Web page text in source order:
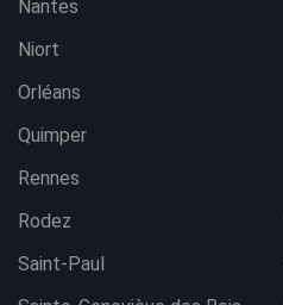
Nantes
Niort
Orléans
Quimper
Rennes
Rodez
Saint-Paul